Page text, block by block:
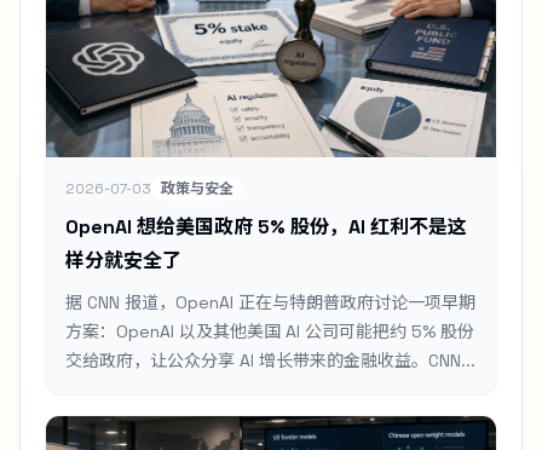
2026-07-03 政策与安全
OpenAI 想给美国政府 5% 股份，AI 红利不是这
样分就安全了
据 CNN 报道，OpenAI 正在与特朗普政府讨论一项早期
方案：OpenAI 以及其他美国 AI 公司可能把约 5% 股份
交给政府，让公众分享 AI 增长带来的金融收益。CNN...